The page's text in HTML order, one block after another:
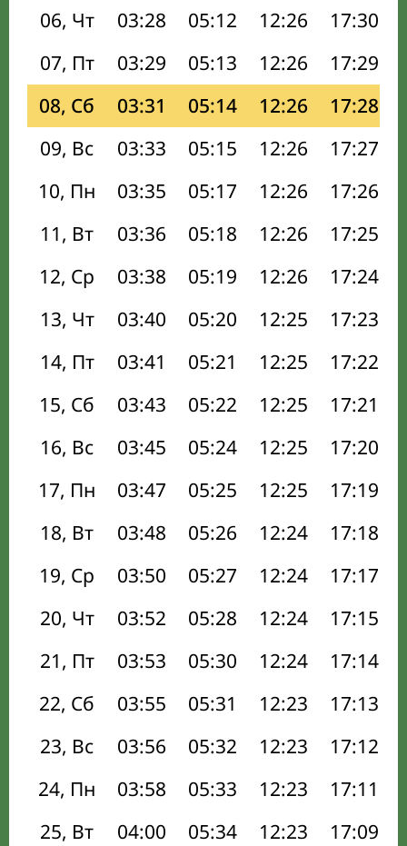
06, Чт
03:28 05:12 12:26 17:30
07, Пт
03:29 05:13 12:26 17:29
08, Сб
03:31 05:14 12:26 17:28
09, Вс
03:33 05:15 12:26 17:27
10, Пн
03:35 05:17 12:26 17:26
11, Вт
03:36 05:18 12:26 17:25
12, Ср
03:38 05:19 12:26 17:24
13, Чт
03:40 05:20 12:25 17:23
14, Пт
03:41 05:21 12:25 17:22
15, Сб
03:43 05:22 12:25 17:21
16, Вс
03:45 05:24 12:25 17:20
17, Пн
03:47 05:25 12:25 17:19
18, Вт
03:48 05:26 12:24 17:18
19, Ср
03:50 05:27 12:24 17:17
20, Чт
03:52 05:28 12:24 17:15
21, Пт
03:53 05:30 12:24 17:14
22, Сб
03:55 05:31 12:23 17:13
23, Вс
03:56 05:32 12:23 17:12
24, Пн
03:58 05:33 12:23 17:11
25, Вт
04:00 05:34 12:23 17:09